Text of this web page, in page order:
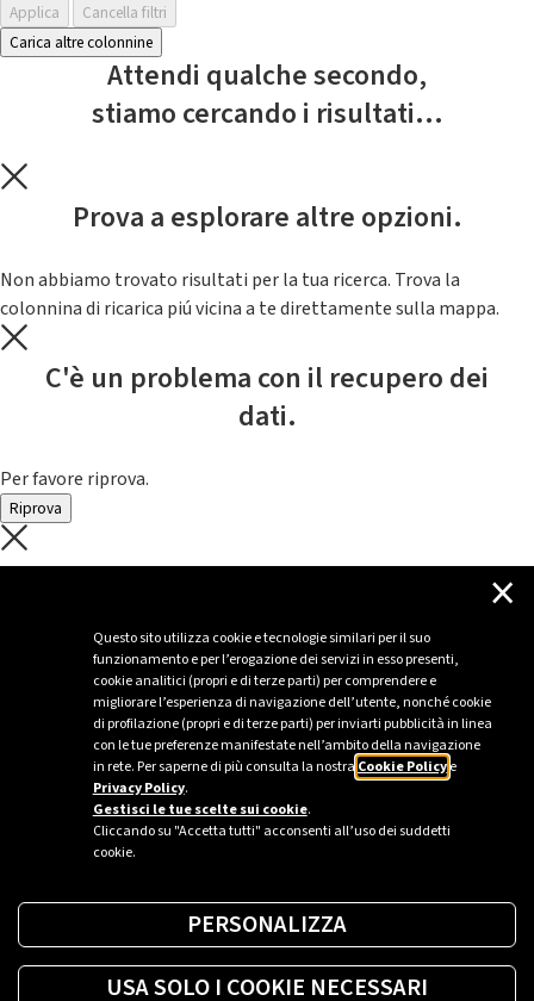
Questo sito utilizza cookie e tecnologie similari per il suo
funzionamento e per l’erogazione dei servizi in esso presenti,
cookie analitici (propri e di terze parti) per comprendere e
migliorare l’esperienza di navigazione dell’utente, nonché cookie
di profilazione (propri e di terze parti) per inviarti pubblicità in linea
con le tue preferenze manifestate nell’ambito della navigazione
in rete. Per saperne di più consulta la nostra Cookie Policye
Privacy Policy.
Gestisci le tue scelte sui cookie.
Cliccando su "Accetta tutti" acconsenti all’uso dei suddetti
cookie.
×
PERSONALIZZA
USA SOLO I COOKIE NECESSARI
Applica
Cancella filtri
Carica altre colonnine
Attendi qualche secondo,
stiamo cercando i risultati...
Prova a esplorare altre opzioni.
Non abbiamo trovato risultati per la tua ricerca. Trova la
colonnina di ricarica piú vicina a te direttamente sulla mappa.
C'è un problema con il recupero dei
dati.
Per favore riprova.
Riprova
C'è un problema con il recupero dei
Per favore riprova piú tardi
Sei un’azienda o una PA?
Trova la soluzione più giusta per te.
Richiedi una colonnina